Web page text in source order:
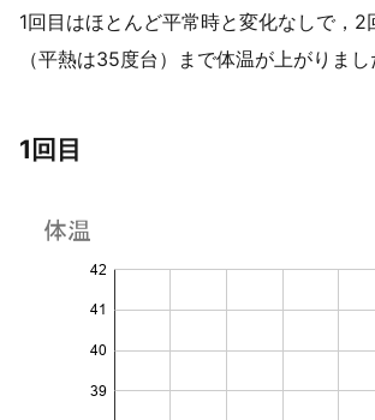
1回目はほとんど平常時と変化なしで，2
（平熱は35度台）まで体温が上がりまし
1回目